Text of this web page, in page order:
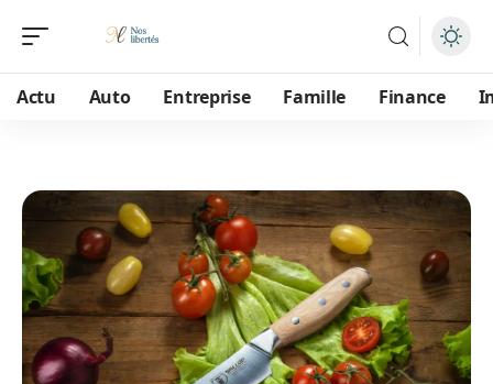
Actu Auto Entreprise Famille Finance